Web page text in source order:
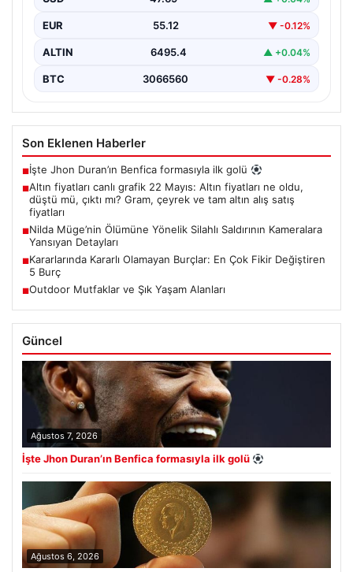
EUR 55.12 ▼ -0.12%
ALTIN 6495.4 ▲ +0.04%
BTC 3066560 ▼ -0.28%
Son Eklenen Haberler
■İşte Jhon Duran’ın Benfica formasıyla ilk golü
■Altın fiyatları canlı grafik 22 Mayıs: Altın fiyatları ne oldu,
düştü mü, çıktı mı? Gram, çeyrek ve tam altın alış satış
fiyatları
■Nilda Müge’nin Ölümüne Yönelik Silahlı Saldırının Kameralara
Yansıyan Detayları
■Kararlarında Kararlı Olamayan Burçlar: En Çok Fikir Değiştiren
5 Burç
■Outdoor Mutfaklar ve Şık Yaşam Alanları
Güncel
Ağustos 7, 2026
İşte Jhon Duran’ın Benfica formasıyla ilk golü
Ağustos 6, 2026